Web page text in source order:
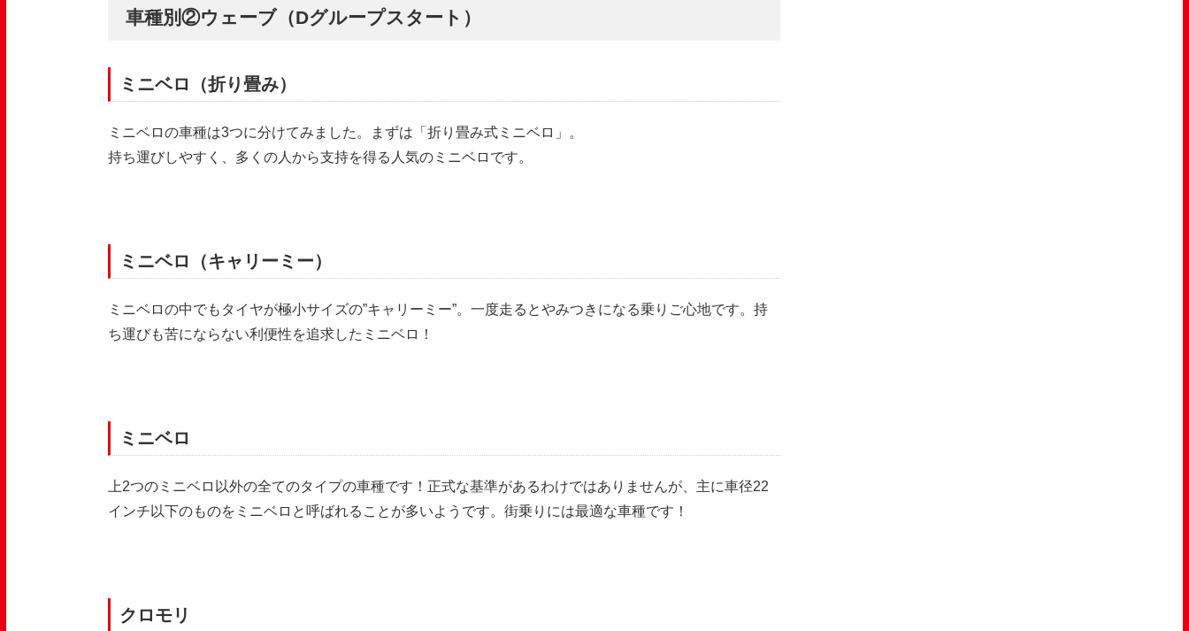
車種別②ウェーブ（Dグループスタート）
ミニベロ（折り畳み）
ミニベロの車種は3つに分けてみました。まずは「折り畳み式ミニベロ」。
持ち運びしやすく、多くの人から支持を得る人気のミニベロです。
ミニベロ（キャリーミー）
ミニベロの中でもタイヤが極小サイズの”キャリーミー”。 一度走るとやみつきになる乗りご心地です。持
ち運びも苦にならない利便性を追求したミニベロ！
ミニベロ
上2つのミニベロ以外の全てのタイプの車種です！正式な基準があるわけではありませんが、主に車径22
インチ以下のものをミニベロと呼ばれることが多いようです。街乗りには最適な車種です！
クロモリ